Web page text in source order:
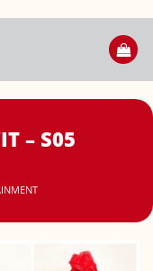
– S05